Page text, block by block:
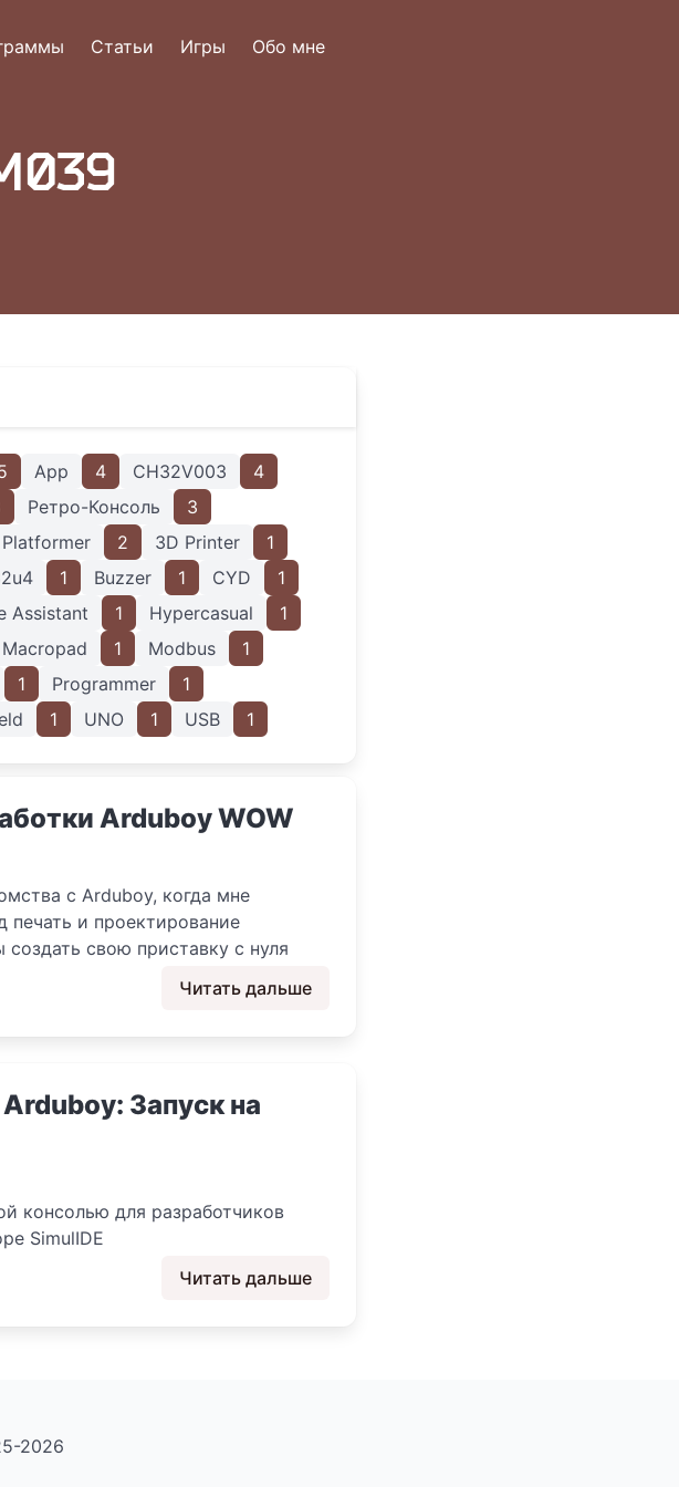
Статьи Игры Обо мне
App 4 CH32V003
4
Ретро-Консоль
3
Platformer 2 3D Printer
1
1 Buzzer 1 CYD
1
Assistant 1 Hypercasual
1
Macropad 1 Modbus
1
1 Programmer
1
1 UNO 1 USB 1
Arduboy WOW
с Arduboy, когда мне
печать и проектирование
создать свою приставку с нуля
Читать дальше
Запуск на
консолью для разработчиков
SimulIDE
Читать дальше
2026